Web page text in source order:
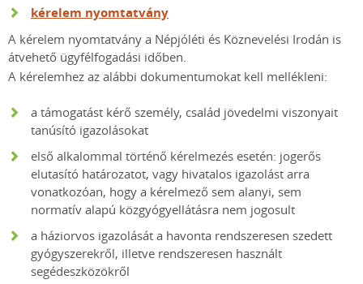
kérelem nyomtatvány
A kérelem nyomtatvány a Népjóléti és Köznevelési Irodán is
átvehető ügyfélfogadási időben.
A kérelemhez az alábbi dokumentumokat kell mellékleni:
a támogatást kérő személy, család jövedelmi viszonyait
tanúsító igazolásokat
első alkalommal történő kérelmezés esetén: jogerős
elutasító határozatot, vagy hivatalos igazolást arra
vonatkozóan, hogy a kérelmező sem alanyi, sem
normatív alapú közgyógyellátásra nem jogosult
a háziorvos igazolását a havonta rendszeresen szedett
gyógyszerekről, illetve rendszeresen használt
segédeszközökről